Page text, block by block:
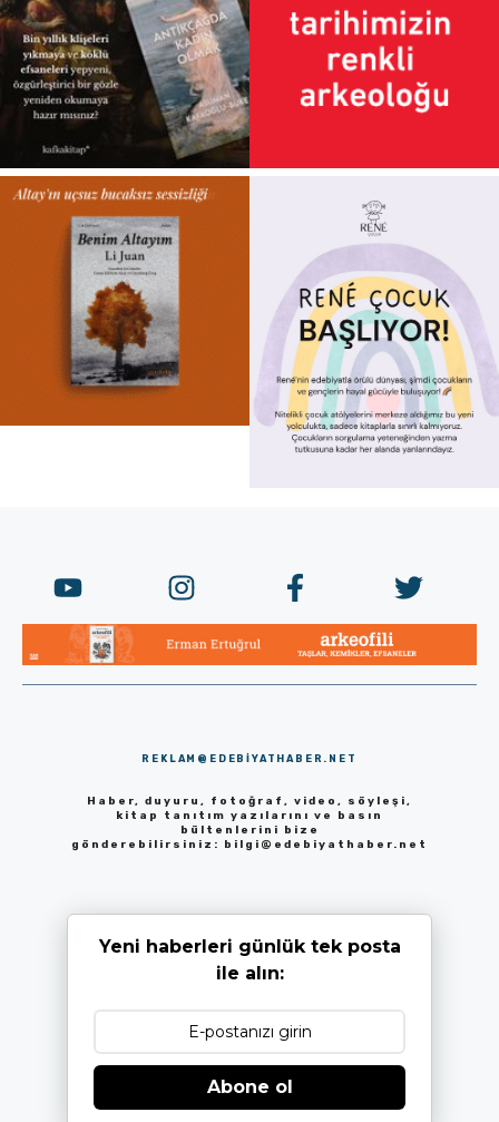
REKLAM@EDEBIYATHABER.NET
Haber, duyuru, fotoğraf, video, söyleşi,
kitap tanıtım yazılarını ve basın
bültenlerini bize
gönderebilirsiniz: bilgi@edebiyathaber.net
Yeni haberleri günlük tek posta
ile alın:
Abone ol